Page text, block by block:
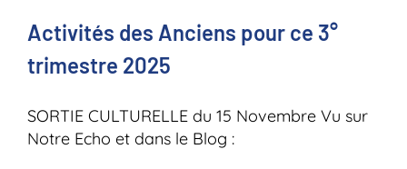
Activités des Anciens pour ce 3°
trimestre 2025
SORTIE CULTURELLE du 15 Novembre Vu sur
Notre Echo et dans le Blog :